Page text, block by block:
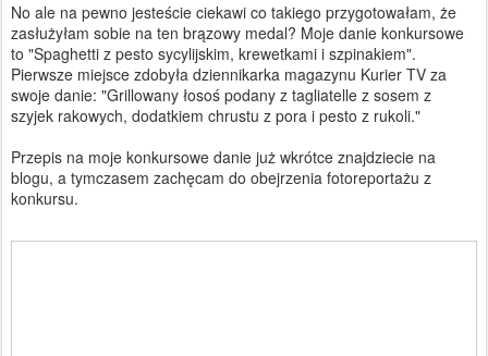
No ale na pewno jesteście ciekawi co takiego przygotowałam, że
zasłużyłam sobie na ten brązowy medal? Moje danie konkursowe
to "Spaghetti z pesto sycylijskim, krewetkami i szpinakiem".
Pierwsze miejsce zdobyła dziennikarka magazynu Kurier TV za
swoje danie: "Grillowany łosoś podany z tagliatelle z sosem z
szyjek rakowych, dodatkiem chrustu z pora i pesto z rukoli."
Przepis na moje konkursowe danie już wkrótce znajdziecie na
blogu, a tymczasem zachęcam do obejrzenia fotoreportażu z
konkursu.